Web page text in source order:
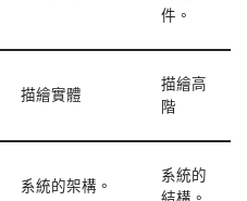
件。
描繪實體
描繪高
階
系統的架構。
系統的